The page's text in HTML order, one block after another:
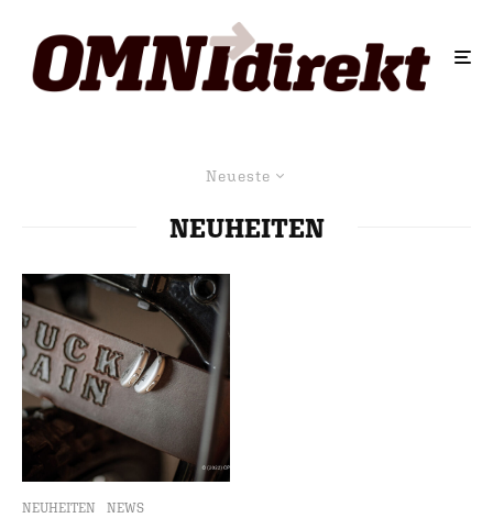
Neueste
NEUHEITEN
NEUHEITEN NEWS